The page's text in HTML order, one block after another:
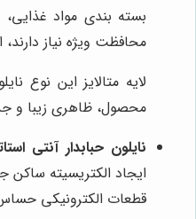
بسته بندی مواد
محافظت ویژه نیاز دارند،
لایه متالایز این نوع
محصول، ظاهری زیبا و
نایلون حبابدار آنتی
ایجاد الکتریسیته
قطعات الکترونیکی